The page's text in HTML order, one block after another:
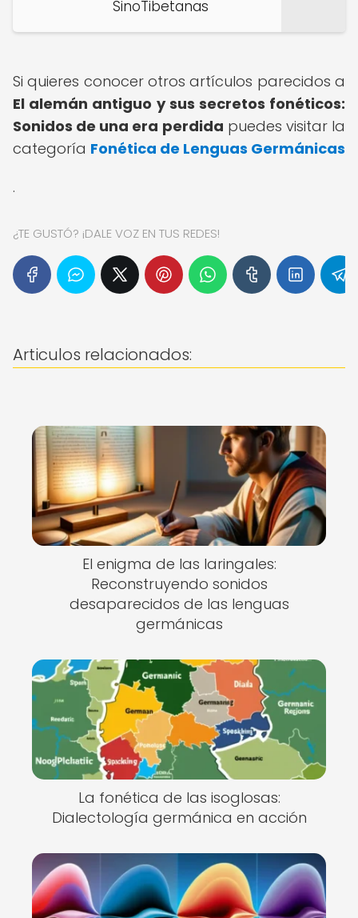
SinoTibetanas
Si quieres conocer otros artículos parecidos a
El alemán antiguo y sus secretos fonéticos:
Sonidos de una era perdida puedes visitar la
categoría Fonética de Lenguas Germánicas
.
¿TE GUSTÓ? ¡DALE VOZ EN TUS REDES!
Articulos relacionados:
El enigma de las laringales:
Reconstruyendo sonidos
desaparecidos de las lenguas
germánicas
La fonética de las isoglosas:
Dialectología germánica en acción